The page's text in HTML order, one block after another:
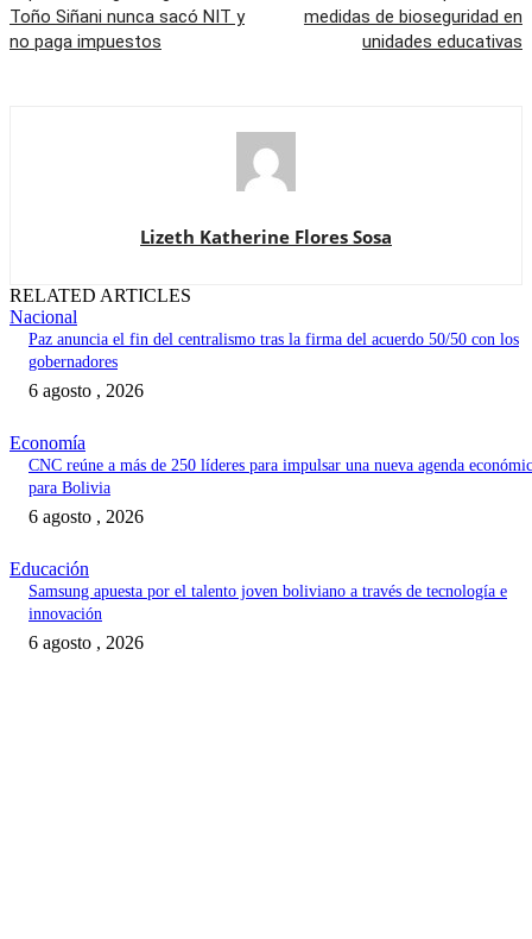
Toño Siñani nunca sacó NIT y
no paga impuestos
medidas de bioseguridad en
unidades educativas
Lizeth Katherine Flores Sosa
RELATED ARTICLES
Nacional
Paz anuncia el fin del centralismo tras la firma del acuerdo 50/50 con los
gobernadores
6 agosto , 2026
Economía
CNC reúne a más de 250 líderes para impulsar una nueva agenda
para Bolivia
6 agosto , 2026
Educación
Samsung apuesta por el talento joven boliviano a través de tecnología e
innovación
6 agosto , 2026